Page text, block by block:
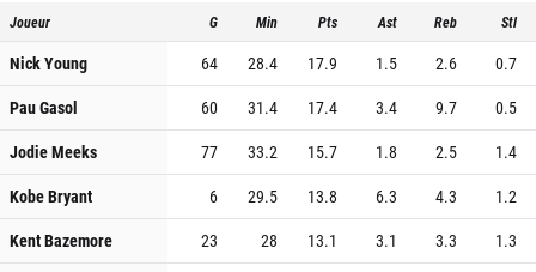
Joueur G Min Pts Ast Reb Stl
Nick Young 64 28.4 17.9 1.5 2.6
0.7
Pau Gasol
60 31.4 17.4 3.4 9.7
0.5
Jodie Meeks
77 33.2 15.7 1.8 2.5
1.4
Kobe Bryant
6 29.5 13.8 6.3 4.3
1.2
Kent Bazemore
23 28 13.1 3.1 3.3
1.3